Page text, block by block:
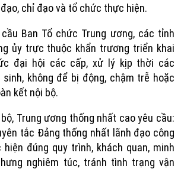
chỉ đạo và tổ chức thực hiện.
Ban Tổ chức Trung ương, các tỉnh
ủy trực thuộc khẩn trương triển khai
đại hội các cấp, xử lý kịp thời các
không để bị động, chậm trễ hoặc
kết nội bộ.
Trung ương thống nhất cao yêu cầu:
tắc Đảng thống nhất lãnh đạo công
đúng quy trình, khách quan, minh
nghiêm túc, tránh tình trạng vận